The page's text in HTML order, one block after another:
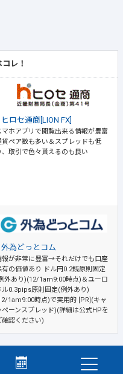
レ！
ヒロセ通商[LION FX]
マホアプリで閲覧出来る情報が豊富
貨ペア数も多い＆スプレッドも低
、取引で色々貰えるのも良い
外為どっとコム
報が非常に豊富→それだけでも口座
有の価値あり
ドル円0.2銭原則固定
外あり)(12/1am9:00時点)＆ユーロ
ル0.3pips原則固定(例外あり)
1am9:00時点)で実用的 [PR](キャ
ペーンスプレッド)(詳細は公式HPを
確認ください)